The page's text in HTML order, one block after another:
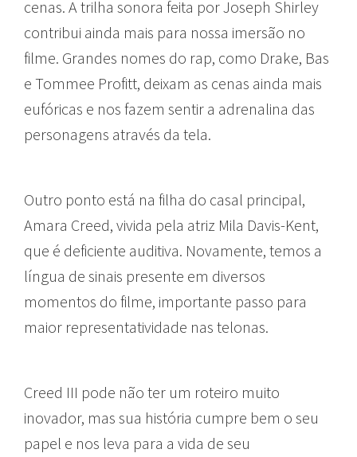
cenas. A trilha sonora feita por Joseph Shirley
contribui ainda mais para nossa imersão no
filme. Grandes nomes do rap, como Drake, Bas
e Tommee Profitt, deixam as cenas ainda mais
eufóricas e nos fazem sentir a adrenalina das
personagens através da tela.
Outro ponto está na filha do casal principal,
Amara Creed, vivida pela atriz Mila Davis-Kent,
que é deficiente auditiva. Novamente, temos a
língua de sinais presente em diversos
momentos do filme, importante passo para
maior representatividade nas telonas.
Creed III pode não ter um roteiro muito
inovador, mas sua história cumpre bem o seu
papel e nos leva para a vida de seu